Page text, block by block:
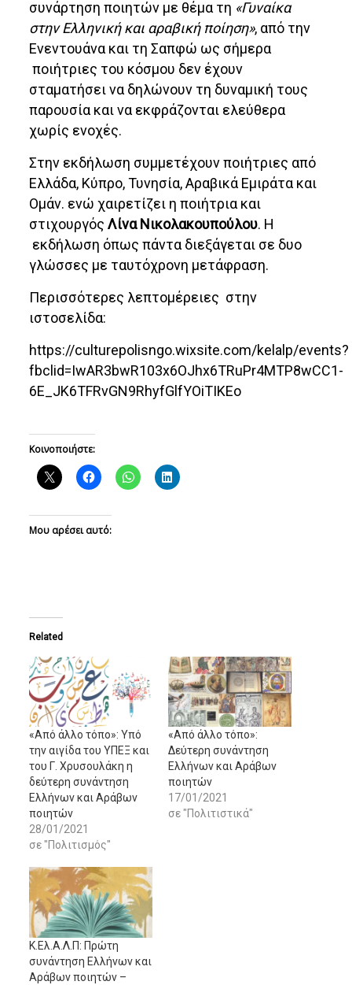
συνάρτηση ποιητών με θέμα τη «Γυναίκα
στην Ελληνική και αραβική ποίηση», από την
Ενεντουάνα και τη Σαπφώ ως σήμερα
ποιήτριες του κόσμου δεν έχουν
σταματήσει να δηλώνουν τη δυναμική τους
παρουσία και να εκφράζονται ελεύθερα
χωρίς ενοχές.
Στην εκδήλωση συμμετέχουν ποιήτριες από
Ελλάδα, Κύπρο, Τυνησία, Αραβικά Εμιράτα και
Ομάν. ενώ χαιρετίζει η ποιήτρια και
στιχουργός Λίνα Νικολακουπούλου. H
εκδήλωση όπως πάντα διεξάγεται σε δυο
γλώσσες με ταυτόχρονη μετάφραση.
Περισσότερες λεπτομέρειες στην
ιστοσελίδα:
https://culturepolisngo.wixsite.com/kelalp/events?
fbclid=IwAR3bwR103x6OJhx6TRuPr4MTP8wCC1-
6E_JK6TFRvGN9RhyfGlfYOiTIKEo
Κοινοποιήστε:
Μου αρέσει αυτό:
Related
«Από άλλο τόπο»: Yπό
την αιγίδα του ΥΠΕΞ και
του Γ. Χρυσουλάκη η
δεύτερη συνάντηση
Ελλήνων και Αράβων
ποιητών
28/01/2021
σε "Πολιτισμός"
«Από άλλο τόπο»:
Δεύτερη συνάντηση
Ελλήνων και Αράβων
ποιητών
17/01/2021
σε "Πολιτιστικά"
Κ.Ελ.Α.Λ.Π: Πρώτη
συνάντηση Ελλήνων και
Αράβων ποιητών –